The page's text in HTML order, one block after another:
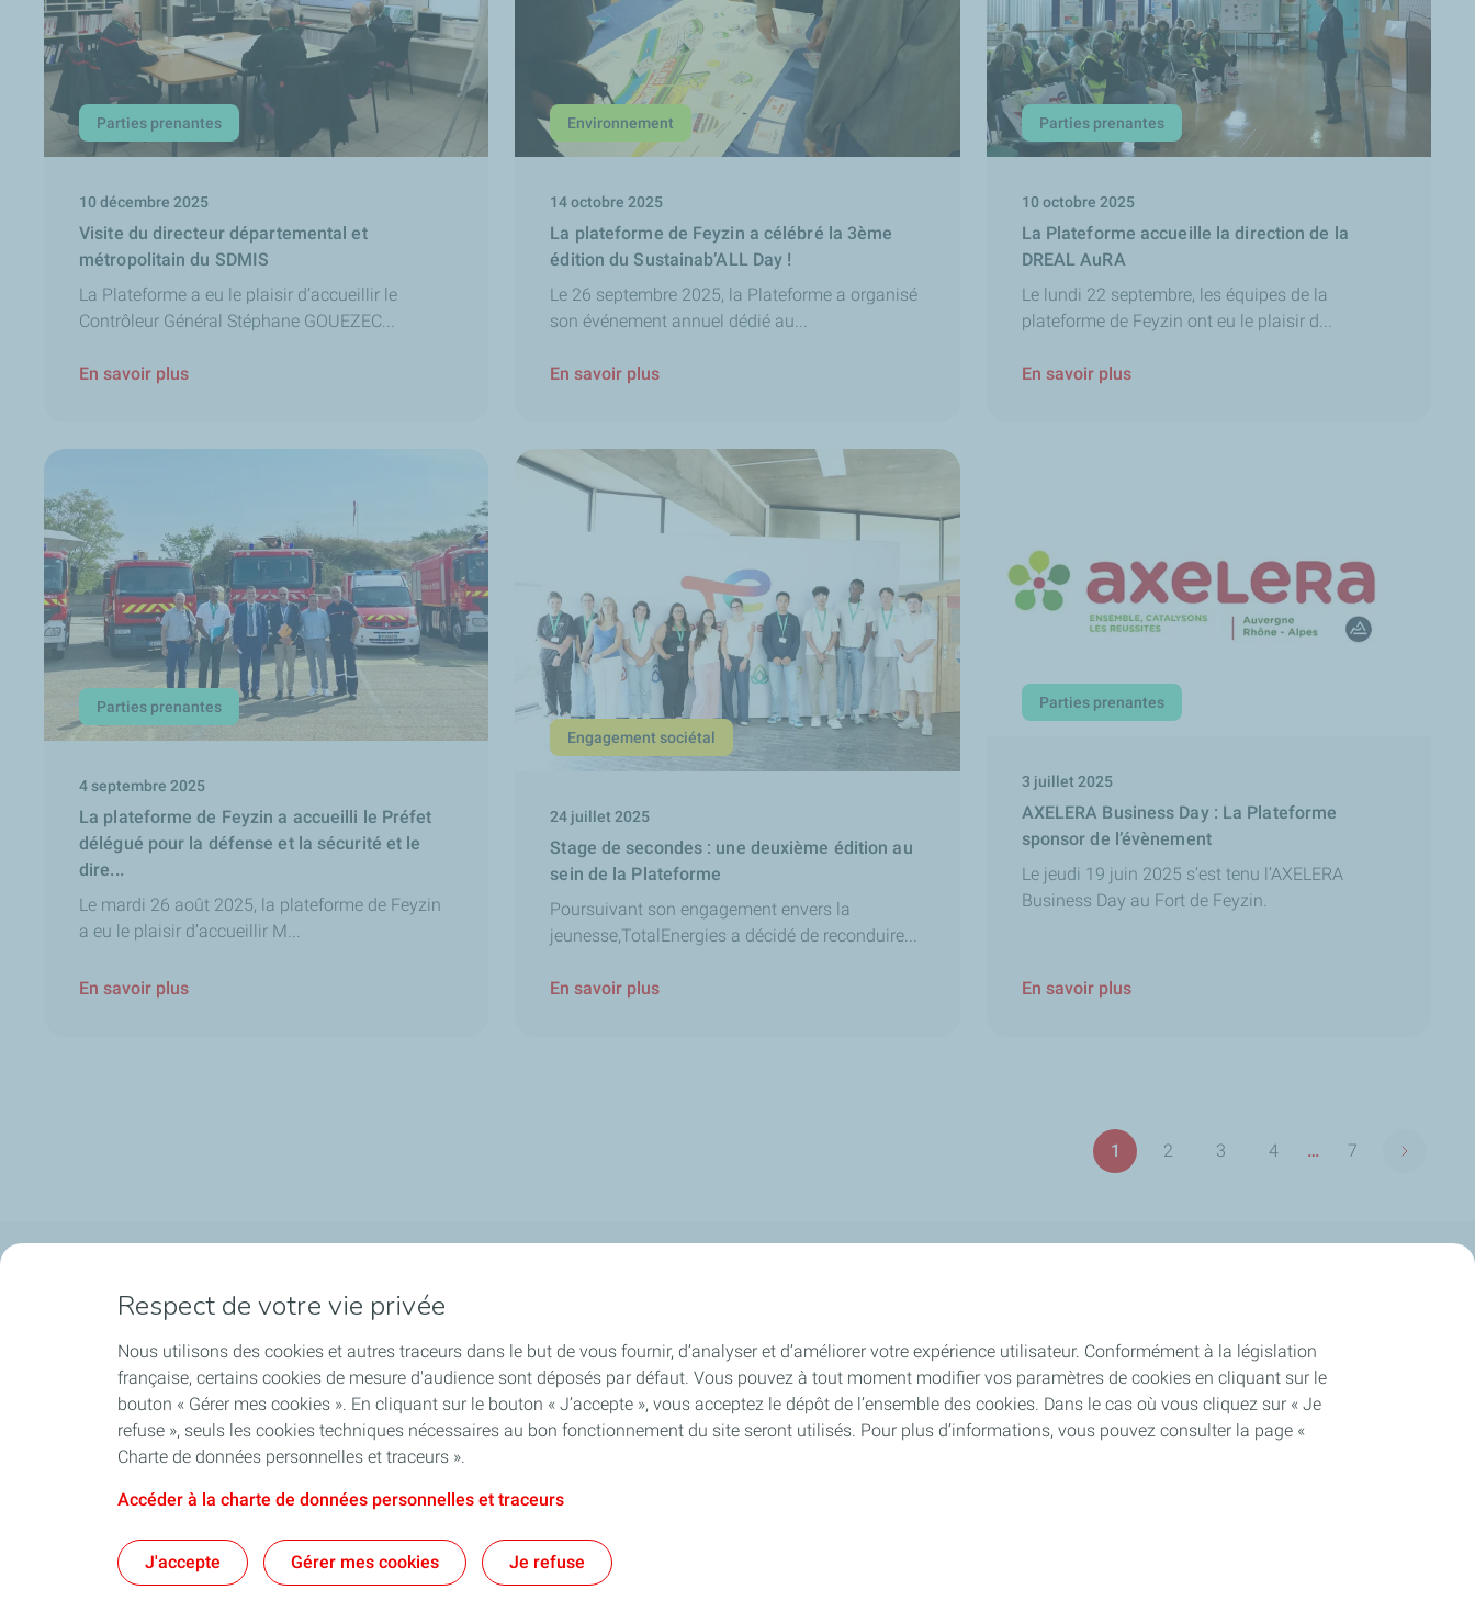
Parties prenantes
10 décembre 2025
Visite du directeur départemental et
métropolitain du SDMIS
La Plateforme a eu le plaisir d’accueillir le
Contrôleur Général Stéphane GOUEZEC...
En savoir plus
Environnement
14 octobre 2025
La plateforme de Feyzin a célébré la 3ème
édition du Sustainab’ALL Day !
Le 26 septembre 2025, la Plateforme a organisé
son événement annuel dédié au...
En savoir plus
Parties prenantes
10 octobre 2025
La Plateforme accueille la direction de la
DREAL AuRA
Le lundi 22 septembre, les équipes de la
plateforme de Feyzin ont eu le plaisir d...
En savoir plus
Parties prenantes
4 septembre 2025
La plateforme de Feyzin a accueilli le Préfet
délégué pour la défense et la sécurité et le
dire...
Le mardi 26 août 2025, la plateforme de Feyzin
a eu le plaisir d’accueillir M...
En savoir plus
Engagement sociétal
24 juillet 2025
Stage de secondes : une deuxième édition au
sein de la Plateforme
Poursuivant son engagement envers la
jeunesse,TotalEnergies a décidé de reconduire...
En savoir plus
Parties prenantes
3 juillet 2025
AXELERA Business Day : La Plateforme
sponsor de l’évènement
Le jeudi 19 juin 2025 s’est tenu l’AXELERA
Business Day au Fort de Feyzin.
En savoir plus
Pagination
Page
1
Page
2
Page
3
Page
4 …
Dernière
7
Page
Notre ancrage local Nos Projets Environnementaux
Nos Projets Energies
Contactez-nous
Respect de votre vie privée
Nous utilisons des cookies et autres traceurs dans le but de vous fournir, d’analyser et d’améliorer votre expérience utilisateur. Conformément à la législation
française, certains cookies de mesure d'audience sont déposés par défaut. Vous pouvez à tout moment modifier vos paramètres de cookies en cliquant sur le
bouton « Gérer mes cookies ». En cliquant sur le bouton « J’accepte », vous acceptez le dépôt de l’ensemble des cookies. Dans le cas où vous cliquez sur « Je
refuse », seuls les cookies techniques nécessaires au bon fonctionnement du site seront utilisés. Pour plus d’informations, vous pouvez consulter la page «
Charte de données personnelles et traceurs ».
Accéder à la charte de données personnelles et traceurs
J'accepte Gérer mes cookies Je refuse